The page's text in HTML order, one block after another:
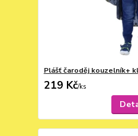
Plášť čaroděj kouzelník+
219 Kč/ks